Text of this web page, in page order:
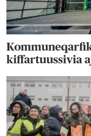
kiffartuussivia